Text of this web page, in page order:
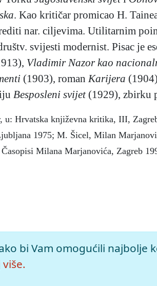
. Kao kritičar promicao H.
nar. ciljevima. Utilitarnim
svijesti modernist. Pisac je
Vladimir Nazor kao
(1903), roman Karijera
Besposleni svijet(1929), zbirku
Hrvatska književna kritika, III,
1975; M. Šicel, Milan
Milana Marjanovića, Zagreb
mrežno izdanje.
Leksikografski zavod
bi Vam omogućili najbolje